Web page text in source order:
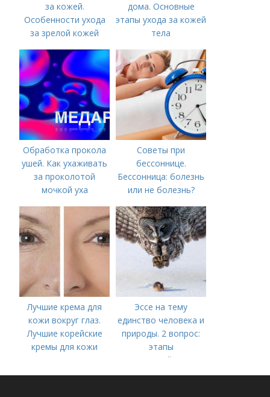
за кожей.
Особенности ухода
за зрелой кожей
дома. Основные
этапы ухода за кожей
тела
Обработка прокола
ушей. Как ухаживать
за проколотой
мочкой уха
Советы при
бессоннице.
Бессонница: болезнь
или не болезнь?
Лучшие крема для
кожи вокруг глаз.
Лучшие корейские
кремы для кожи
году
Эссе на тему
единство человека и
природы. 2 вопрос:
этапы
взаимодействия
природного и